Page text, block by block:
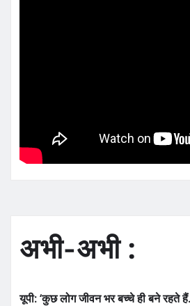
अभी-अभी :
यूपी: ‘कुछ लोग जीवन भर बच्चे ही बने रहते